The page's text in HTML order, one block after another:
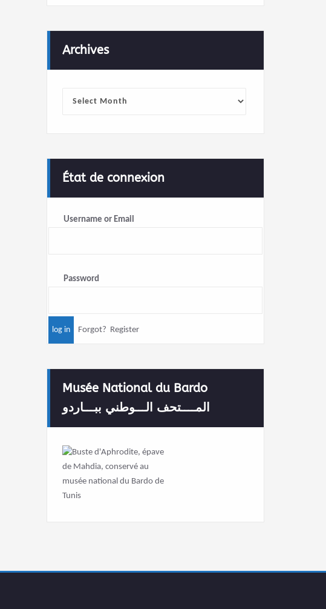
Archives
État de connexion
Username or Email
Password
Forgot? Register
Musée National du Bardo
المــــتحف الـــوطني ببـــاردو